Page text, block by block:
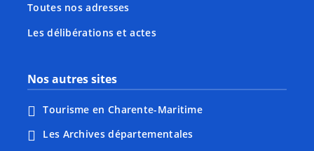
Toutes nos adresses
Les délibérations et actes
Nos autres sites
Tourisme en Charente-Maritime
Les Archives départementales